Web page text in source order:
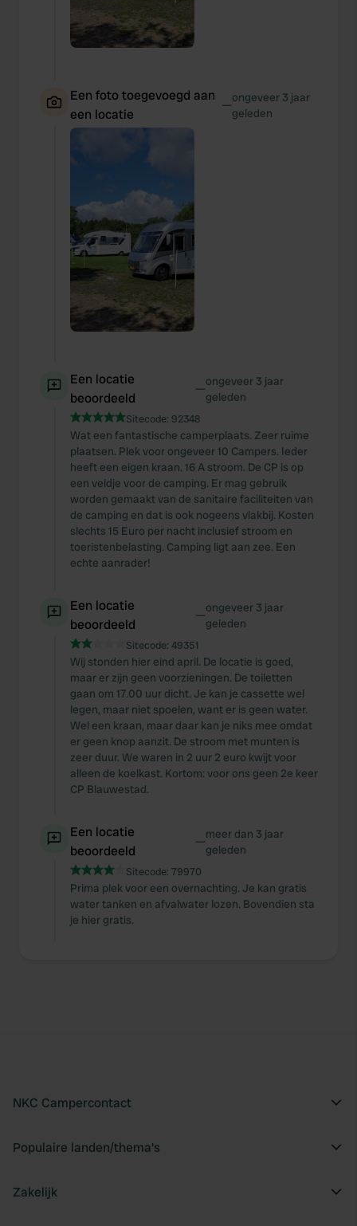
Een foto toegevoegd aan
een locatie
—ongeveer 3 jaar
geleden
Een locatie
beoordeeld
—ongeveer 3 jaar
geleden
Sitecode: 92348
Wat een fantastische camperplaats. Zeer ruime
plaatsen. Plek voor ongeveer 10 Campers. Ieder
heeft een eigen kraan. 16 A stroom. De CP is op
een veldje voor de camping. Er mag gebruik
worden gemaakt van de sanitaire faciliteiten van
de camping en dat is ook nogeens vlakbij. Kosten
slechts 15 Euro per nacht inclusief stroom en
toeristenbelasting. Camping ligt aan zee. Een
echte aanrader!
Een locatie
beoordeeld
—ongeveer 3 jaar
geleden
Sitecode: 49351
Wij stonden hier eind april. De locatie is goed,
maar er zijn geen voorzieningen. De toiletten
gaan om 17.00 uur dicht. Je kan je cassette wel
legen, maar niet spoelen, want er is geen water.
Wel een kraan, maar daar kan je niks mee omdat
er geen knop aanzit. De stroom met munten is
zeer duur. We waren in 2 uur 2 euro kwijt voor
alleen de koelkast. Kortom: voor ons geen 2e keer
CP Blauwestad.
Een locatie
beoordeeld
—meer dan 3 jaar
geleden
Sitecode: 79970
Prima plek voor een overnachting. Je kan gratis
water tanken en afvalwater lozen. Bovendien sta
je hier gratis.
NKC Campercontact
Populaire landen/thema's
Zakelijk